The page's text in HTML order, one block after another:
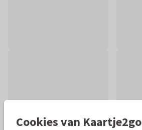
Cookies van Kaartje2go